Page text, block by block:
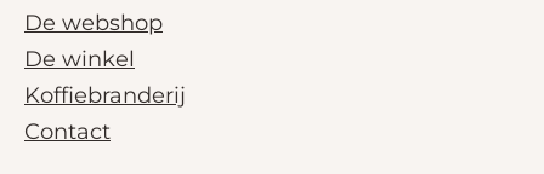
De webshop
De winkel
Koffiebranderij
Contact